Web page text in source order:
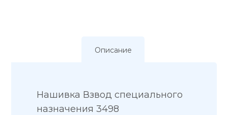
Описание
Нашивка Взвод специального
назначения 3498